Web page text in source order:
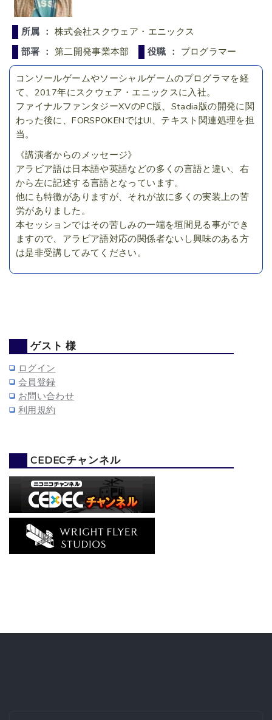
所属 ： 株式会社スクウェア・エニックス
部署 ： 第二開発事業本部 役職 ： プログラマー
コンソールゲームやソーシャルゲームのプログラマを経
て、2017年にスクウェア・エニックスに入社。
ファイナルファンタジーXVのPC版、Stadia版の開発に関
わった後に、FORSPOKENではUI、テキスト関連処理を担
当。
《講演者からのメッセージ》
アラビア語は日本語や英語などの多くの言語と違い、右
から左に記述する言語となっています。
他にも特徴がありますが、それが故に多くの実装上の苦
労がありました。
本セッションではその苦しみの一端を垣間見る事ができ
ますので、アラビア語対応の関係者ないし興味のある方
は是非受講してみてください。
ゲスト 様
ログイン
会員登録
お問い合わせ
利用規約
CEDECチャンネル